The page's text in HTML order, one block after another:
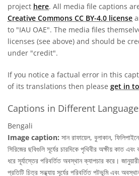
project here. All media file captions
Creative Commons CC BY-4.0 license
to "IAU OAE". The media files
licenses (see above) and should be
under "credit".
If you notice a factual error in this
of its translations then please get in
Captions in Different
Bengali
Image caption: সান রাফায়েল, বুলাকান,
সিরিজের ছবিগুলি সূর্যের চারদিকে পৃথিবীর অক্ষীয় কাত
ধরে সূর্যাস্তের পরিবর্তিত অবস্থান ক্যাপচার করে।
প্রতিটি চিত্র সন্ধ্যায় সূর্যের পরিবর্তিত পটভূমি এবং